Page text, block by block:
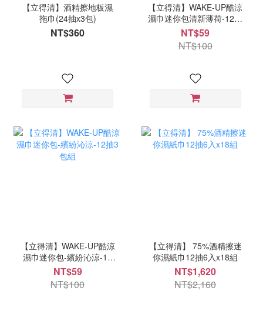
【立得清】酒精擦地板濕
拖巾(24抽x3包)
NT$360
【立得清】WAKE-UP酷涼
濕巾迷你包清新薄荷-12抽
3包組
NT$59
NT$100
【立得清】WAKE-UP酷涼
濕巾迷你包-繽紛沁涼-12
抽3包組
NT$59
NT$100
【立得清】 75%酒精擦迷
你濕紙巾12抽6入x18組
NT$1,620
NT$2,160